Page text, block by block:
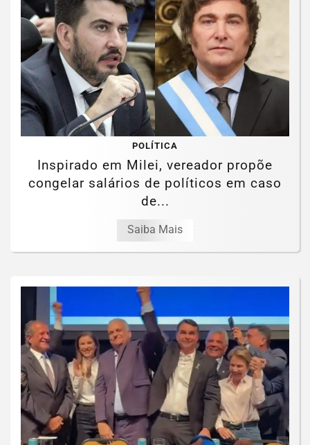
POLÍTICA
Inspirado em Milei, vereador propõe
congelar salários de políticos em caso
de...
Saiba Mais